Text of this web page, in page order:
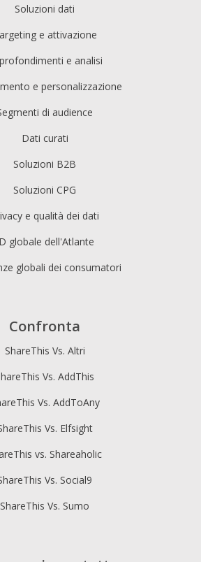
Soluzioni dati
e attivazione
e analisi
e personalizzazione
di audience
Dati curati
Soluzioni B2B
Soluzioni CPG
e qualità dei dati
globale dell'Atlante
globali dei consumatori
Confronta
ShareThis Vs. Altri
Vs. AddThis
Vs. AddToAny
Vs. Elfsight
vs. Shareaholic
Vs. Social9
ShareThis Vs. Sumo